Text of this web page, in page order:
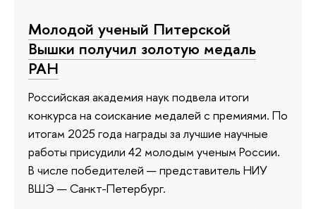
Молодой ученый Питерской
Вышки получил золотую медаль
РАН
Российская академия наук подвела итоги
конкурса на соискание медалей с премиями. По
итогам 2025 года награды за лучшие научные
работы присудили 42 молодым ученым России.
В числе победителей — представитель НИУ
ВШЭ — Санкт-Петербург.